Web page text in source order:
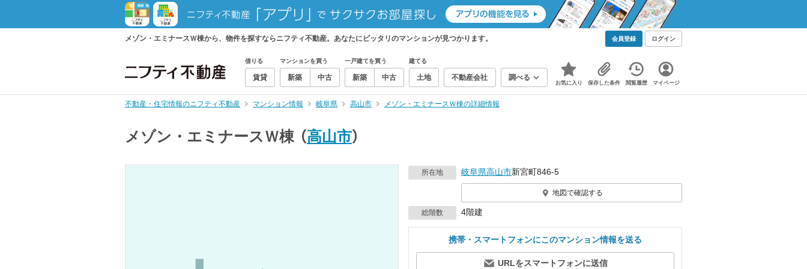
メゾン・エミナースＷ棟から、物件を探すならニフティ不動産。あなたにピッタリのマンションが見つかります。 会員登録 ログイン
借りる
賃貸
マンションを買う
新築 中古
一戸建てを買う
新築 中古
建てる
土地 不動産会社 調べる
お気に入り 保存した条件 閲覧履歴 マイページ
不動産・住宅情報のニフティ不動産 マンション情報 岐阜県 高山市 メゾン・エミナースＷ棟の詳細情報
メゾン・エミナースＷ棟 （高山市）
所在地 岐阜県高山市新宮町846‐5
地図で確認する
総階数 4階建
携帯・スマートフォンにこのマンション情報を送る
URLをスマートフォンに送信